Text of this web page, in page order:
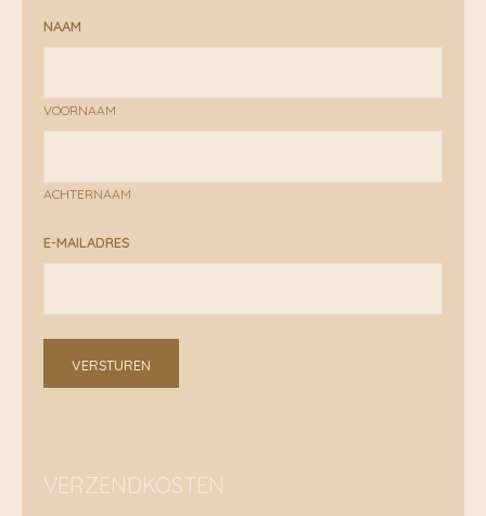
NAAM
VOORNAAM
ACHTERNAAM
E-MAILADRES
VERSTUREN
VERZENDKOSTEN